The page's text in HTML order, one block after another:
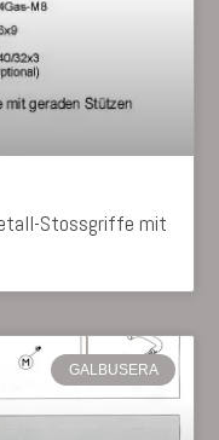
Stossgriffe mit
GALBUSERA